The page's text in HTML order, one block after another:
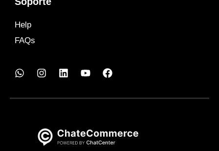
Help
FAQs